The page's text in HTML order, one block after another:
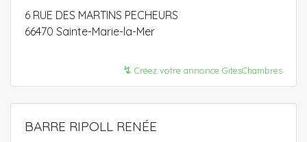
6 RUE DES MARTINS PECHEURS
66470 Sainte-Marie-la-Mer
↯ Créez votre annonce GitesChambres
BARRE RIPOLL RENÉE